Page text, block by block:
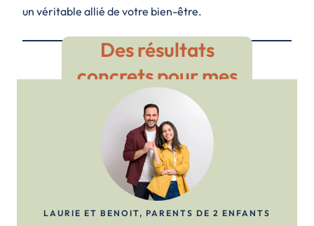
un véritable allié de votre bien-être.
Des résultats
concrets pour mes
clients
LAURIE ET BENOIT, PARENTS DE 2 ENFANTS